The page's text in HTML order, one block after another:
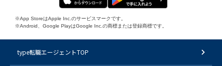
※App StoreはApple Inc.のサービスマークです。
※Android、Google PlayはGoogle Inc.の商標または登録商標です。
type転職エージェントTOP